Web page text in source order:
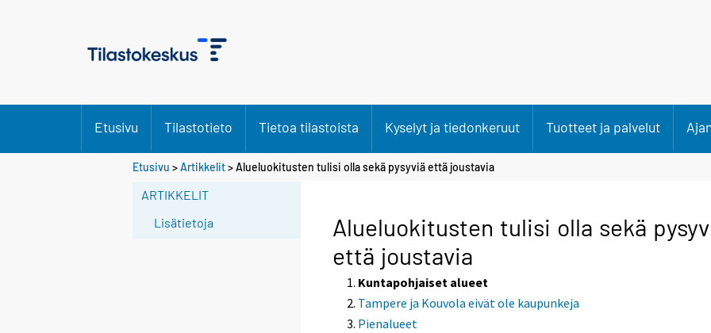
Etusivu Tilastotieto Tietoa tilastoista Kyselyt ja tiedonkeruut Tuotteet ja palvelut
Etusivu >Artikkelit> Alueluokitusten tulisi olla sekä pysyviä että joustavia
ARTIKKELIT
Lisätietoja
Alueluokitusten tulisi olla sekä
että joustavia
Kuntapohjaiset alueet
Tampere ja Kouvola eivät ole kaupunkeja
Pienalueet